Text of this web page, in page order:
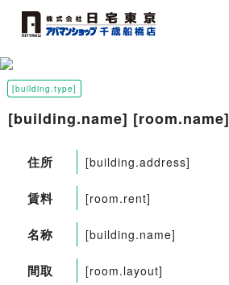
[building.type]
[building.name] [room.name]
住所 [building.address]
賃料 [room.rent]
名称 [building.name]
間取 [room.layout]